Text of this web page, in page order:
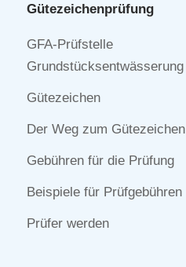
Gütezeichen­prüfung
Navigation
überspringen
GFA-Prüfstelle
Grundstücksentwässerung
Gütezeichen
Der Weg zum Gütezeichen
Gebühren für die Prüfung
Beispiele für Prüfgebühren
Prüfer werden